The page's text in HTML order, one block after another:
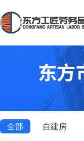
全部 自建房